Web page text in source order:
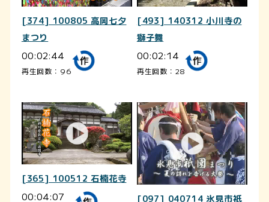
[374] 100805 高岡七夕
まつり
00:02:44
再生回数：96
[493] 140312 小川寺の
獅子舞
00:02:14
再生回数：28
[365] 100512 石楠花寺
00:04:07
[097] 040714 氷見市祇